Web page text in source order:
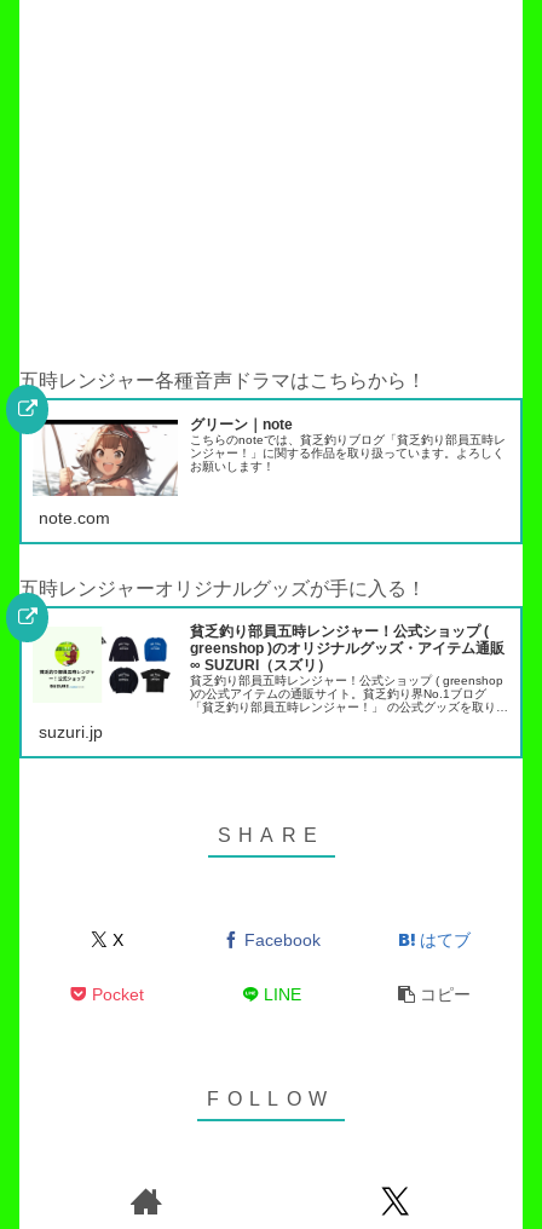
五時レンジャー各種音声ドラマはこちらから！
グリーン｜note
こちらのnoteでは、貧乏釣りブログ「貧乏釣り部員五時レ
ンジャー！」に関する作品を取り扱っています。よろしく
お願いします！
note.com
五時レンジャーオリジナルグッズが手に入る！
貧乏釣り部員五時レンジャー！公式ショップ (
greenshop )のオリジナルグッズ・アイテム通販
∞ SUZURI（スズリ）
貧乏釣り部員五時レンジャー！公式ショップ ( greenshop
)の公式アイテムの通販サイト。貧乏釣り界No.1ブログ
「貧乏釣り部員五時レンジャー！」 の公式グッズを取り扱
suzuri.jp
X Facebook はてブ
Pocket LINE コピー